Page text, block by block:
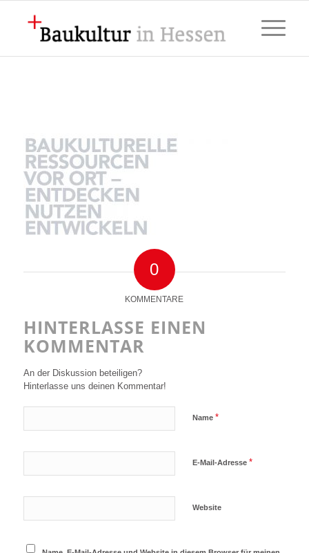
0
KOMMENTARE
HINTERLASSE EINEN
KOMMENTAR
An der Diskussion beteiligen?
Hinterlasse uns deinen Kommentar!
Name *
E-Mail-Adresse *
Website